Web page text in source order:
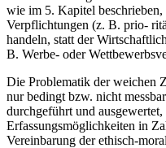
wie im 5. Kapitel beschrieben,
Verpflichtungen (z. B. prio-
handeln, statt der
B. Werbe- oder
Die Problematik der weichen
nur bedingt bzw. nicht
durchgeführt und
Erfassungsmöglichkeiten in
Vereinbarung der ethisch-